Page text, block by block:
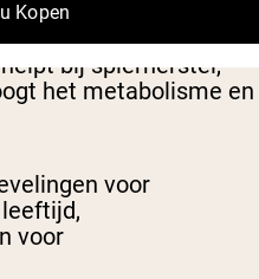
rol bij
bij spierherstel,
het metabolisme en
voor
voor
Kopen